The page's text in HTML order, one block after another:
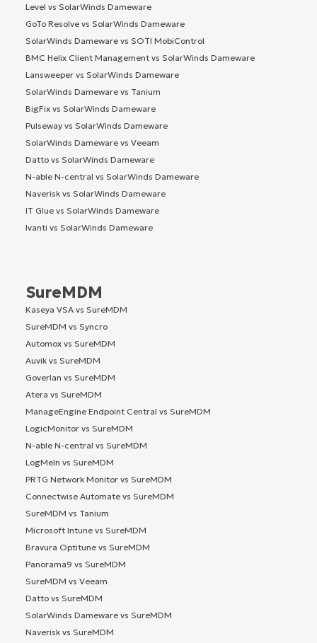
Level vs SolarWinds Dameware
GoTo Resolve vs SolarWinds Dameware
SolarWinds Dameware vs SOTI MobiControl
BMC Helix Client Management vs SolarWinds Dameware
Lansweeper vs SolarWinds Dameware
SolarWinds Dameware vs Tanium
BigFix vs SolarWinds Dameware
Pulseway vs SolarWinds Dameware
SolarWinds Dameware vs Veeam
Datto vs SolarWinds Dameware
N-able N-central vs SolarWinds Dameware
Naverisk vs SolarWinds Dameware
IT Glue vs SolarWinds Dameware
Ivanti vs SolarWinds Dameware
SureMDM
Kaseya VSA vs SureMDM
SureMDM vs Syncro
Automox vs SureMDM
Auvik vs SureMDM
Goverlan vs SureMDM
Atera vs SureMDM
ManageEngine Endpoint Central vs SureMDM
LogicMonitor vs SureMDM
N-able N-central vs SureMDM
LogMeIn vs SureMDM
PRTG Network Monitor vs SureMDM
Connectwise Automate vs SureMDM
SureMDM vs Tanium
Microsoft Intune vs SureMDM
Bravura Optitune vs SureMDM
Panorama9 vs SureMDM
SureMDM vs Veeam
Datto vs SureMDM
SolarWinds Dameware vs SureMDM
Naverisk vs SureMDM